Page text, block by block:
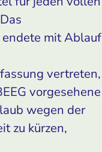
mit Ablauf
vertreten,
vorgesehene
wegen der
zu kürzen,